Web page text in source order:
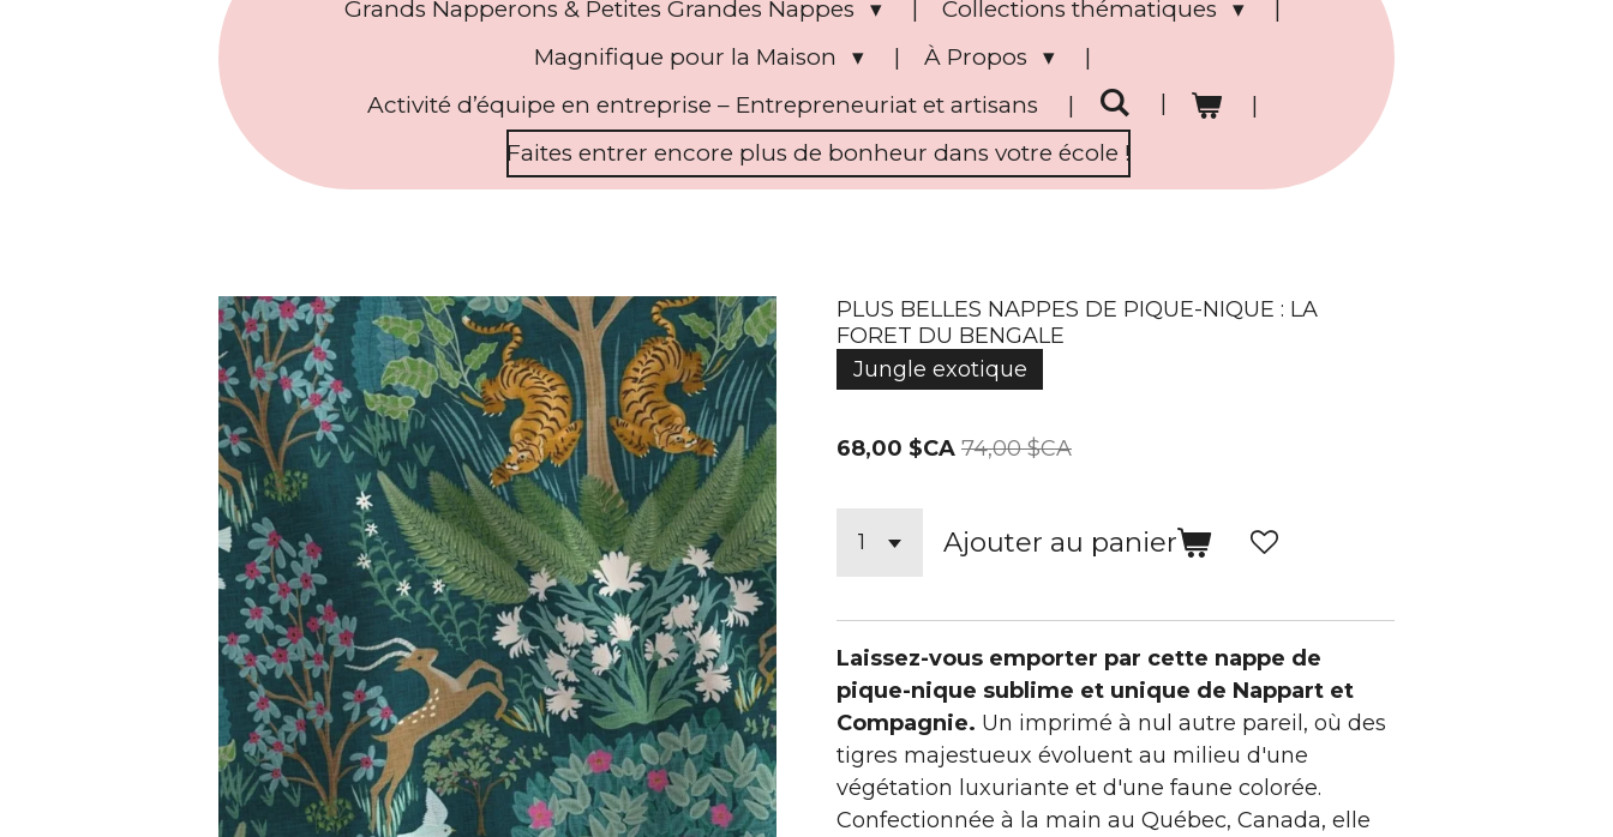
Grands Napperons & Petites Grandes Nappes
Collections thématiques
Magnifique pour la Maison
À Propos
Activité d’équipe en entreprise – Entrepreneuriat et artisans
Faites entrer encore plus de bonheur dans votre école !
PLUS BELLES NAPPES DE PIQUE-NIQUE : LA
FORET DU BENGALE
Jungle exotique
68,00 $CA 74,00 $CA
Ajouter au panier
Laissez-vous emporter par cette nappe de
pique-nique sublime et unique de Nappart et
Compagnie. Un imprimé à nul autre pareil, où des
tigres majestueux évoluent au milieu d'une
végétation luxuriante et d'une faune colorée.
Confectionnée à la main au Québec, Canada, elle